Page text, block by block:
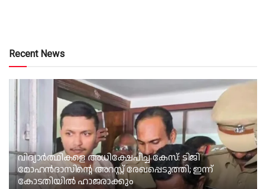
Recent News
വിദ്യാർത്ഥികളെ അധിക്ഷേപിച്ച കേസ്: ടിജി
മോഹൻദാസിന്റെ അറസ്റ്റ് രേഖപ്പെടുത്തി; ഇന്ന്
കോടതിയിൽ ഹാജരാക്കും